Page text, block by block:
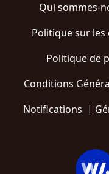
Qui sommes-
Politique sur
Politique de
Conditions
Notifications |